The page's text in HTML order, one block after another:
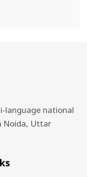
language national
Noida, Uttar